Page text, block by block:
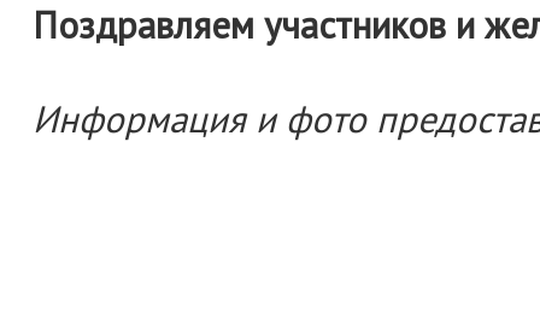
Поздравляем участников и
Информация и фото